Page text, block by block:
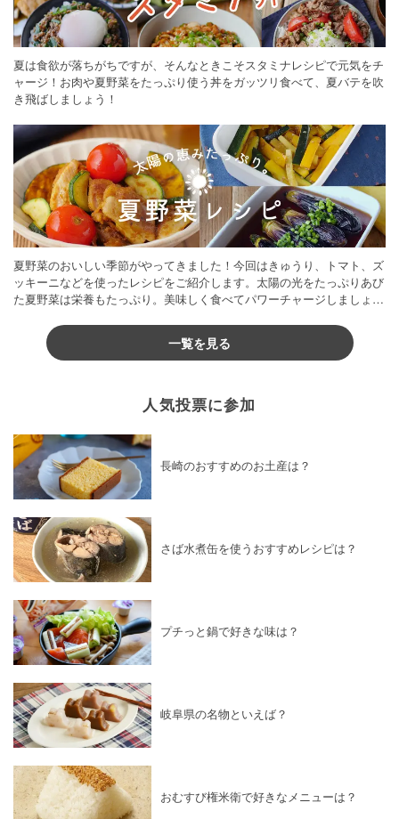
夏は食欲が落ちがちですが、そんなときこそスタミナレシピで元気をチ
ャージ！お肉や夏野菜をたっぷり使う丼をガッツリ食べて、夏バテを吹
き飛ばしましょう！
夏野菜のおいしい季節がやってきました！今回はきゅうり、トマト、ズ
ッキーニなどを使ったレシピをご紹介します。太陽の光をたっぷりあび
た夏野菜は栄養もたっぷり。美味しく食べてパワーチャージしましょう
一覧を見る
人気投票に参加
長崎のおすすめのお土産は？
さば水煮缶を使うおすすめレシピは？
プチっと鍋で好きな味は？
岐阜県の名物といえば？
おむすび権米衛で好きなメニューは？